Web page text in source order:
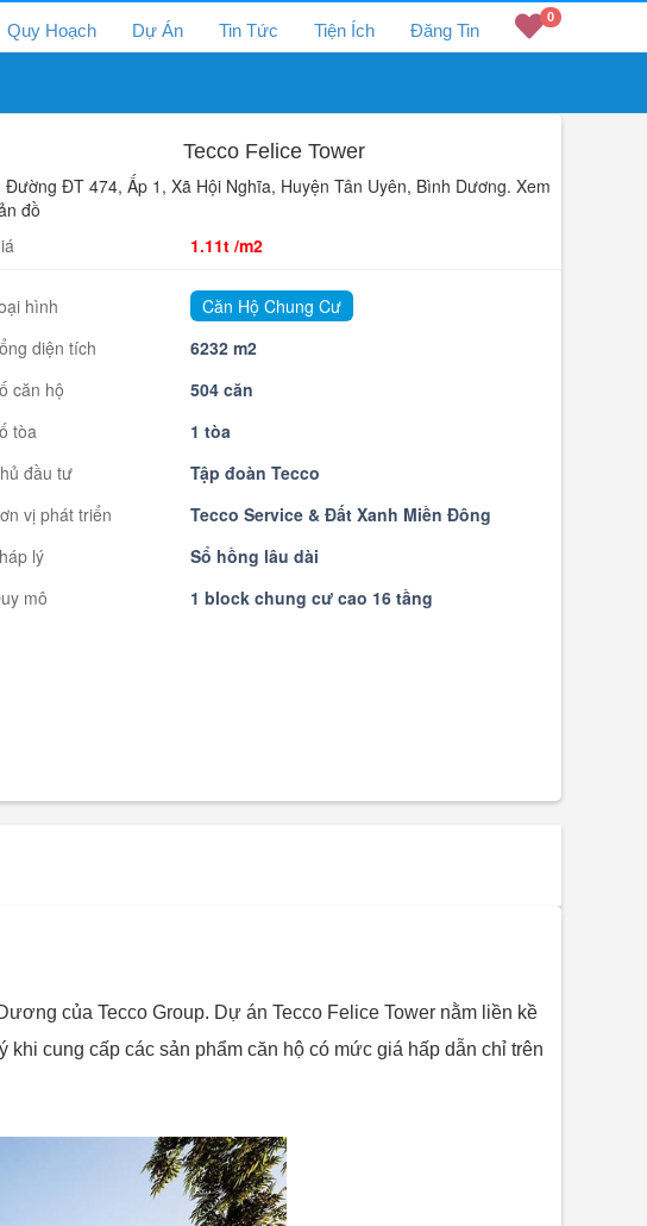
Quy Hoạch Dự Án Tin Tức Tiện Ích Đăng Tin
0
Tecco Felice Tower
Đường ĐT 474, Ấp 1, Xã Hội Nghĩa, Huyện Tân Uyên, Bình Dương. Xem
đồ
1.11t /m2
hình
Căn Hộ Chung Cư
diện tích
6232 m2
căn hộ
504 căn
tòa
1 tòa
đầu tư
Tập đoàn Tecco
vị phát triển
Tecco Service & Đất Xanh Miền Đông
lý
Sổ hồng lâu dài
mô
1 block chung cư cao 16 tầng
của Tecco Group. Dự án Tecco Felice Tower nằm liền kề
cung cấp các sản phẩm căn hộ có mức giá hấp dẫn chỉ trên